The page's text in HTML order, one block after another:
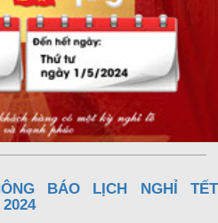
BÁO LỊCH NGHỈ TẾT